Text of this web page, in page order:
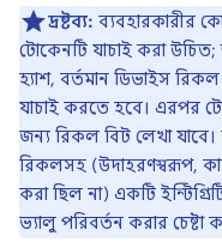
দ্রষ্টব্য: ব্যবহারকারীর
টোকেনটি যাচাই করা
হ্যাশ, বর্তমান ডিভাইস
যাচাই করতে হবে। এরপর
জন্য রিকল বিট লেখা
রিকলসহ (উদাহরণস্বরূপ,
করা ছিল না) একটি
ভ্যালু পরিবর্তন করার